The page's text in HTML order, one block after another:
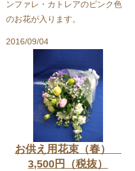
ンファレ・カトレアのピンク色
のお花が入ります。
2016/09/04
お供え用花束（春）
3,500円（税抜）